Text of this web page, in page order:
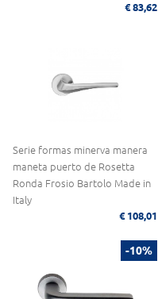
€ 83,62
Serie formas minerva manera
maneta puerto de Rosetta
Ronda Frosio Bartolo Made in
Italy
€ 108,01
-10%